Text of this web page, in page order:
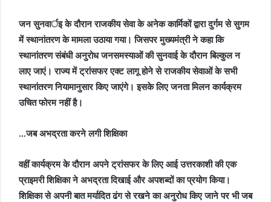
जन सुनवार्इ के दौरान राजकीय सेवा के अनेक कार्मिकों द्वारा दुर्गम से सुगम
में स्थानांतरण के मामला उठाया गया। जिसपर मुख्यमंत्री ने कहा कि
स्थानांतरण संबंधी अनुरोध जनसमस्याओं की सुनवाई के दौरान बिल्कुल न
लाए जाएं। राज्य में ट्रांसफर एक्ट लागू होने से राजकीय सेवाओं के सभी
स्थानांतरण नियामानुसार किए जाएंगे। इसके लिए जनता मिलन कार्यक्रम
उचित फोरम नहीं है।
…जब अभद्रता करने लगी शिक्षिका
वहीं कार्यक्रम के दौरान अपने ट्रांसफर के लिए आई उत्तरकाशी की एक
प्राइमरी शिक्षिका ने अभद्रता दिखाई और अपशब्दों का प्रयोग किया।
शिक्षिका से अपनी बात मर्यादित ढंग से रखने का अनुरोध किए जाने पर भी जब